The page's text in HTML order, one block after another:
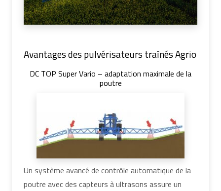
Avantages des pulvérisateurs traînés Agrio
DC TOP Super Vario – adaptation maximale de la
poutre
Un système avancé de contrôle automatique de la
poutre avec des capteurs à ultrasons assure un